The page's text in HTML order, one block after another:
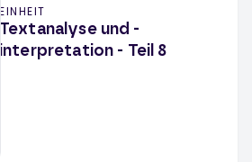
EINHEIT
Textanalyse und -
interpretation - Teil 8